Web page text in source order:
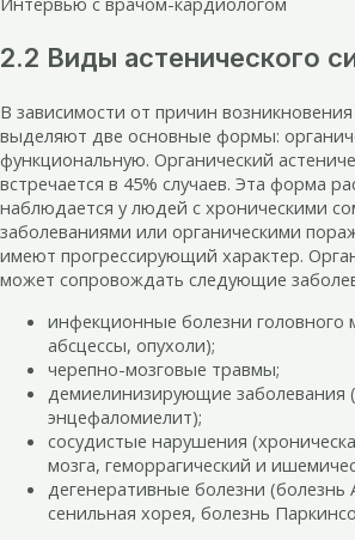
2.2 Виды астенического
В зависимости от причин
выделяют две основные формы:
функциональную. Органический
встречается в 45% случаев. Эта форма
наблюдается у людей с хроническими
заболеваниями или органическими
имеют прогрессирующий характер.
может сопровождать следующие
инфекционные болезни головного
абсцессы, опухоли);
черепно-мозговые травмы;
демиелинизирующие заболевания
энцефаломиелит);
сосудистые нарушения
мозга, геморрагический и
дегенеративные болезни (болезнь
сенильная хорея, болезнь